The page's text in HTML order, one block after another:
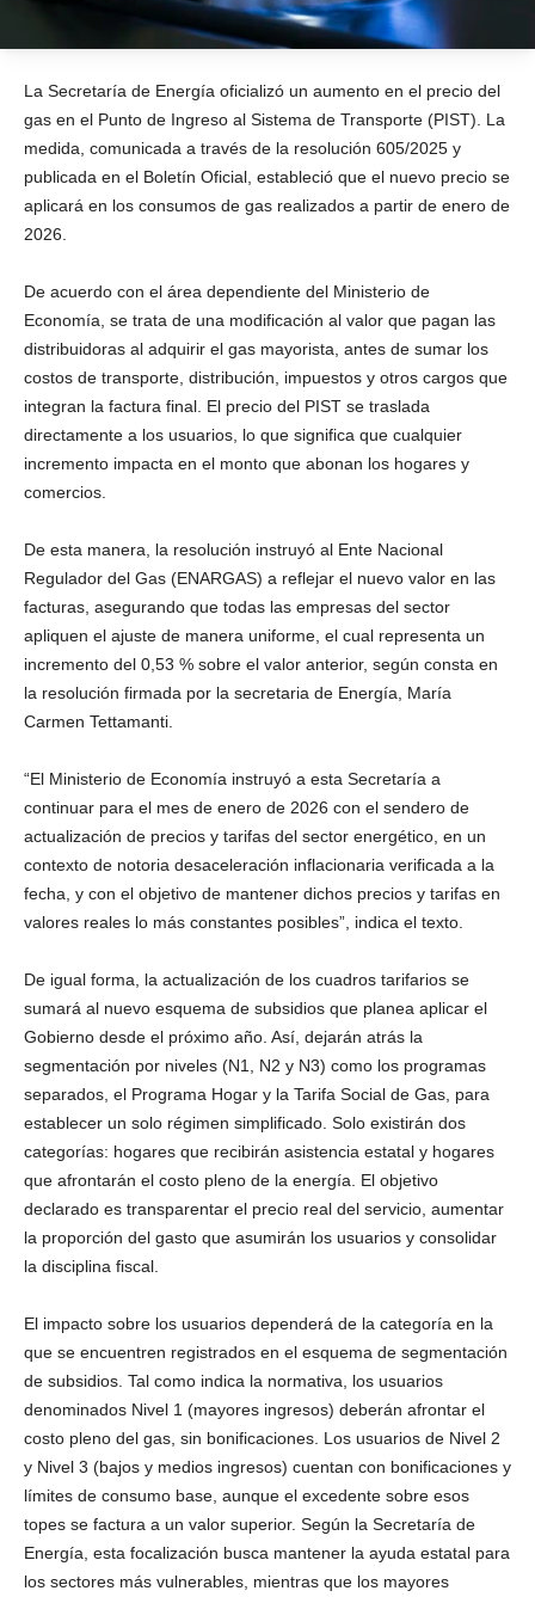
La Secretaría de Energía oficializó un aumento en el precio del
gas en el Punto de Ingreso al Sistema de Transporte (PIST). La
medida, comunicada a través de la resolución 605/2025 y
publicada en el Boletín Oficial, estableció que el nuevo precio se
aplicará en los consumos de gas realizados a partir de enero de
2026.
De acuerdo con el área dependiente del Ministerio de
Economía, se trata de una modificación al valor que pagan las
distribuidoras al adquirir el gas mayorista, antes de sumar los
costos de transporte, distribución, impuestos y otros cargos que
integran la factura final. El precio del PIST se traslada
directamente a los usuarios, lo que significa que cualquier
incremento impacta en el monto que abonan los hogares y
comercios.
De esta manera, la resolución instruyó al Ente Nacional
Regulador del Gas (ENARGAS) a reflejar el nuevo valor en las
facturas, asegurando que todas las empresas del sector
apliquen el ajuste de manera uniforme, el cual representa un
incremento del 0,53 % sobre el valor anterior, según consta en
la resolución firmada por la secretaria de Energía, María
Carmen Tettamanti.
“El Ministerio de Economía instruyó a esta Secretaría a
continuar para el mes de enero de 2026 con el sendero de
actualización de precios y tarifas del sector energético, en un
contexto de notoria desaceleración inflacionaria verificada a la
fecha, y con el objetivo de mantener dichos precios y tarifas en
valores reales lo más constantes posibles”, indica el texto.
De igual forma, la actualización de los cuadros tarifarios se
sumará al nuevo esquema de subsidios que planea aplicar el
Gobierno desde el próximo año. Así, dejarán atrás la
segmentación por niveles (N1, N2 y N3) como los programas
separados, el Programa Hogar y la Tarifa Social de Gas, para
establecer un solo régimen simplificado. Solo existirán dos
categorías: hogares que recibirán asistencia estatal y hogares
que afrontarán el costo pleno de la energía. El objetivo
declarado es transparentar el precio real del servicio, aumentar
la proporción del gasto que asumirán los usuarios y consolidar
la disciplina fiscal.
El impacto sobre los usuarios dependerá de la categoría en la
que se encuentren registrados en el esquema de segmentación
de subsidios. Tal como indica la normativa, los usuarios
denominados Nivel 1 (mayores ingresos) deberán afrontar el
costo pleno del gas, sin bonificaciones. Los usuarios de Nivel 2
y Nivel 3 (bajos y medios ingresos) cuentan con bonificaciones y
límites de consumo base, aunque el excedente sobre esos
topes se factura a un valor superior. Según la Secretaría de
Energía, esta focalización busca mantener la ayuda estatal para
los sectores más vulnerables, mientras que los mayores